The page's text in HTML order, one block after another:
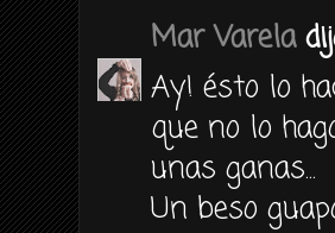
Mar Varela
Ay! ésto lo
que no lo
unas ganas...
Un beso